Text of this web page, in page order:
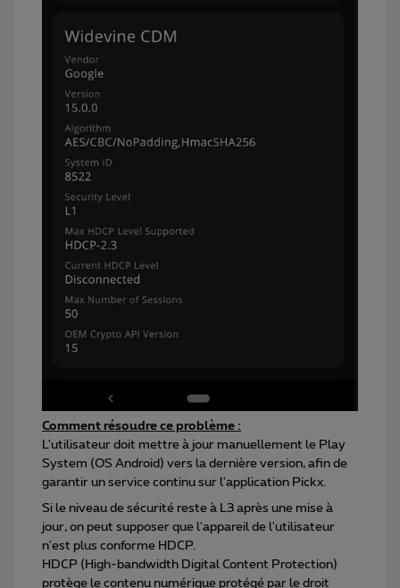
Comment résoudre ce problème :
L'utilisateur doit mettre à jour manuellement le Play
System (OS Android) vers la dernière version, afin de
garantir un service continu sur l'application Pickx.
Si le niveau de sécurité reste à L3 après une mise à
jour, on peut supposer que l'appareil de l'utilisateur
n'est plus conforme HDCP.
HDCP (High-bandwidth Digital Content Protection)
protège le contenu numérique protégé par le droit